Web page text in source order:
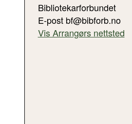
Bibliotekarforbundet
E-post bf@bibforb.no
Vis Arrangørs nettsted